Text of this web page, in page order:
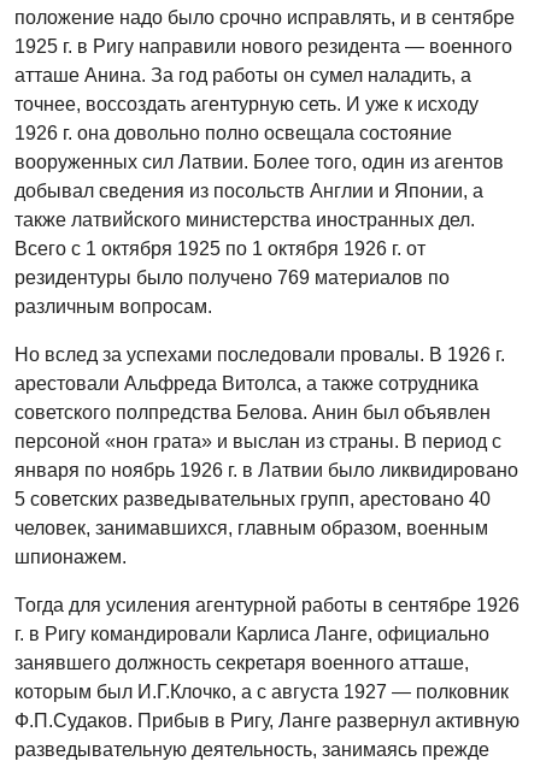
положение надо было срочно исправлять, и в сентябре
1925 г. в Ригу направили нового резидента — военного
атташе Анина. За год работы он сумел наладить, а
точнее, воссоздать агентурную сеть. И уже к исходу
1926 г. она довольно полно освещала состояние
вооруженных сил Латвии. Более того, один из агентов
добывал сведения из посольств Англии и Японии, а
также латвийского министерства иностранных дел.
Всего с 1 октября 1925 по 1 октября 1926 г. от
резидентуры было получено 769 материалов по
различным вопросам.
Но вслед за успехами последовали провалы. В 1926 г.
арестовали Альфреда Витолса, а также сотрудника
советского полпредства Белова. Анин был объявлен
персоной «нон грата» и выслан из страны. В период с
января по ноябрь 1926 г. в Латвии было ликвидировано
5 советских разведывательных групп, арестовано 40
человек, занимавшихся, главным образом, военным
шпионажем.
Тогда для усиления агентурной работы в сентябре 1926
г. в Ригу командировали Карлиса Ланге, официально
занявшего должность секретаря военного атташе,
которым был И.Г.Клочко, а с августа 1927 — полковник
Ф.П.Судаков. Прибыв в Ригу, Ланге развернул активную
разведывательную деятельность, занимаясь прежде